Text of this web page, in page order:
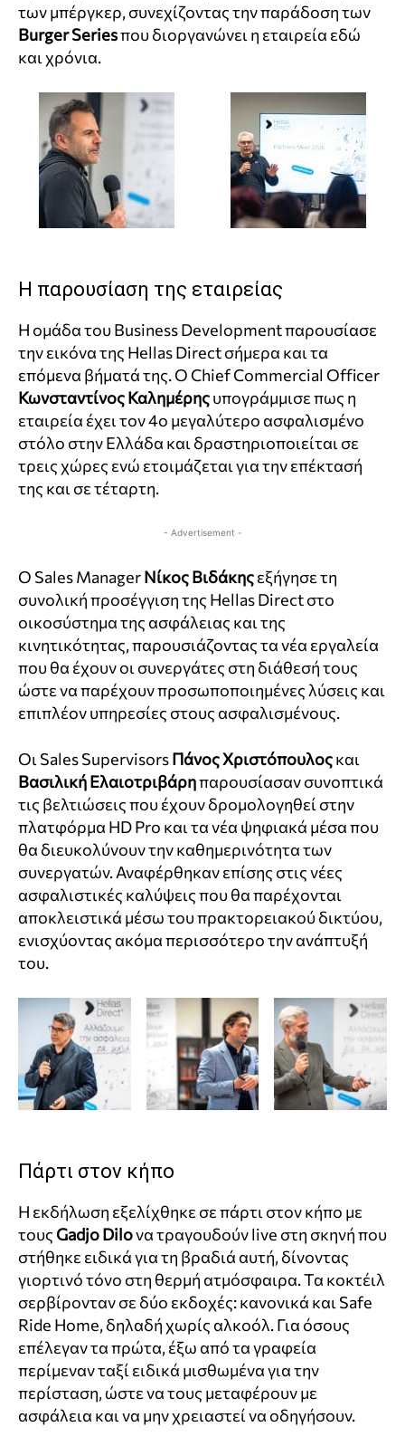
των μπέργκερ, συνεχίζοντας την παράδοση των
Burger Seriesπου διοργανώνει η εταιρεία εδώ
και χρόνια.
Η παρουσίαση της εταιρείας
Η ομάδα του Business Development παρουσίασε
την εικόνα της Hellas Direct σήμερα και τα
επόμενα βήματά της. Ο Chief Commercial Officer
Κωνσταντίνος Καλημέρηςυπογράμμισε πως η
εταιρεία έχει τον 4ο μεγαλύτερο ασφαλισμένο
στόλο στην Ελλάδα και δραστηριοποιείται σε
τρεις χώρες ενώ ετοιμάζεται για την επέκτασή
της και σε τέταρτη.
- Advertisement -
Ο Sales ManagerΝίκος Βιδάκηςεξήγησε τη
συνολική προσέγγιση της Hellas Direct στο
οικοσύστημα της ασφάλειας και της
κινητικότητας, παρουσιάζοντας τα νέα εργαλεία
που θα έχουν οι συνεργάτες στη διάθεσή τους
ώστε να παρέχουν προσωποποιημένες λύσεις και
επιπλέον υπηρεσίες στους ασφαλισμένους.
Οι Sales SupervisorsΠάνος Χριστόπουλοςκαι
Βασιλική Ελαιοτριβάρηπαρουσίασαν συνοπτικά
τις βελτιώσεις που έχουν δρομολογηθεί στην
πλατφόρμα HD Pro και τα νέα ψηφιακά μέσα που
θα διευκολύνουν την καθημερινότητα των
συνεργατών. Αναφέρθηκαν επίσης στις νέες
ασφαλιστικές καλύψεις που θα παρέχονται
αποκλειστικά μέσω του πρακτορειακού δικτύου,
ενισχύοντας ακόμα περισσότερο την ανάπτυξή
του.
Πάρτι στον κήπο
Η εκδήλωση εξελίχθηκε σε πάρτι στον κήπο με
τους Gadjo Diloνα τραγουδούν live στη σκηνή που
στήθηκε ειδικά για τη βραδιά αυτή, δίνοντας
γιορτινό τόνο στη θερμή ατμόσφαιρα. Τα κοκτέιλ
σερβίρονταν σε δύο εκδοχές: κανονικά και Safe
Ride Home, δηλαδή χωρίς αλκοόλ. Για όσους
επέλεγαν τα πρώτα, έξω από τα γραφεία
περίμεναν ταξί ειδικά μισθωμένα για την
περίσταση, ώστε να τους μεταφέρουν με
ασφάλεια και να μην χρειαστεί να οδηγήσουν.